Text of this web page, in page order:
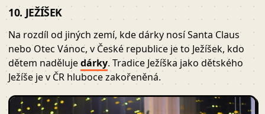
10. JEŽÍŠEK
Na rozdíl od jiných zemí, kde dárky nosí Santa Claus
nebo Otec Vánoc, v České republice je to Ježíšek, kdo
dětem nadělujedárky. Tradice Ježíška jako dětského
Ježíše je v ČR hluboce zakořeněná.